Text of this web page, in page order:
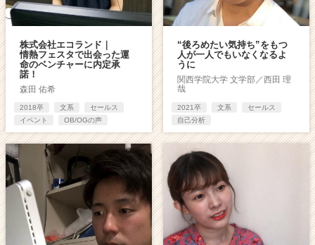
株式会社エコランド｜
情熱フェスタで出会った運
命のベンチャーに内定承
諾！
森田 佑希
2018卒 文系
セールス
イベント
OB/OGの声
“後ろめたい気持ち”をもつ
人が一人でもいなくなるよ
うに
関西学院大学 文学部／西田 理
哉
2021卒 文系
セールス
自己分析